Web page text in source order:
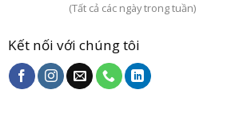
(Tất cả các ngày trong tuần)
Kết nối với chúng tôi